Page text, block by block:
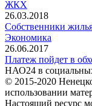
ЖКХ
26.03.2018
Собственники
Экономика
26.06.2017
Платеж пойдет в
НАО24 в
© 2015-2020
использовании
Настоящий ресурс